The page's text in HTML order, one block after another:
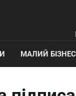
МАЛИЙ БІЗНЕС